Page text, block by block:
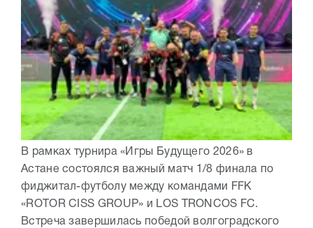
В рамках турнира «Игры Будущего 2026» в
Астане состоялся важный матч 1/8 финала по
фиджитал-футболу между командами FFK
«ROTOR CISS GROUP» и LOS TRONCOS FC.
Встреча завершилась победой волгоградского